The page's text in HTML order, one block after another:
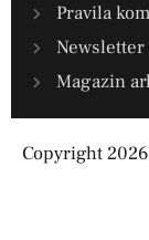
Pravila
Newsletter
Magazin
Copyright